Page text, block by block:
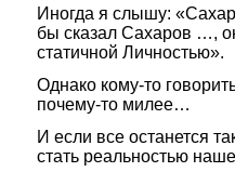
Иногда я слышу:
бы сказал Сахаров …,
статичной Личностью».
Однако кому-то
почему-то милее…
И если все останется
стать реальностью